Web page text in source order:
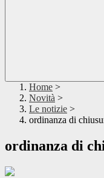
Home >
Novità >
Le notizie >
ordinanza di
ordinanza di